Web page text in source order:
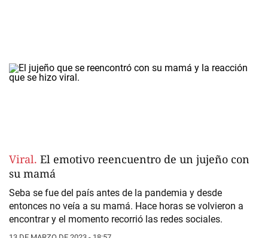
Viral. El emotivo reencuentro de un jujeño con
su mamá
Seba se fue del país antes de la pandemia y desde
entonces no veía a su mamá. Hace horas se volvieron a
encontrar y el momento recorrió las redes sociales.